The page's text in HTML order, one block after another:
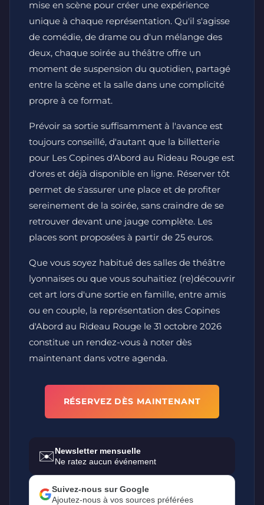
mise en scène pour créer une expérience
unique à chaque représentation. Qu'il s'agisse
de comédie, de drame ou d'un mélange des
deux, chaque soirée au théâtre offre un
moment de suspension du quotidien, partagé
entre la scène et la salle dans une complicité
propre à ce format.
Prévoir sa sortie suffisamment à l'avance est
toujours conseillé, d'autant que la billetterie
pour Les Copines d'Abord au Rideau Rouge est
d'ores et déjà disponible en ligne. Réserver tôt
permet de s'assurer une place et de profiter
sereinement de la soirée, sans craindre de se
retrouver devant une jauge complète. Les
places sont proposées à partir de 25 euros.
Que vous soyez habitué des salles de théâtre
lyonnaises ou que vous souhaitiez (re)découvrir
cet art lors d'une sortie en famille, entre amis
ou en couple, la représentation des Copines
d'Abord au Rideau Rouge le 31 octobre 2026
constitue un rendez-vous à noter dès
maintenant dans votre agenda.
RÉSERVEZ DÈS MAINTENANT
✉️Newsletter mensuelle
Ne ratez aucun événement
Suivez-nous sur Google
Ajoutez-nous à vos sources préférées